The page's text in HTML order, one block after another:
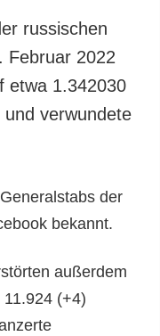
russischen
Februar 2022
etwa 1.342030
verwundete
der
bekannt.
außerdem
(+4)